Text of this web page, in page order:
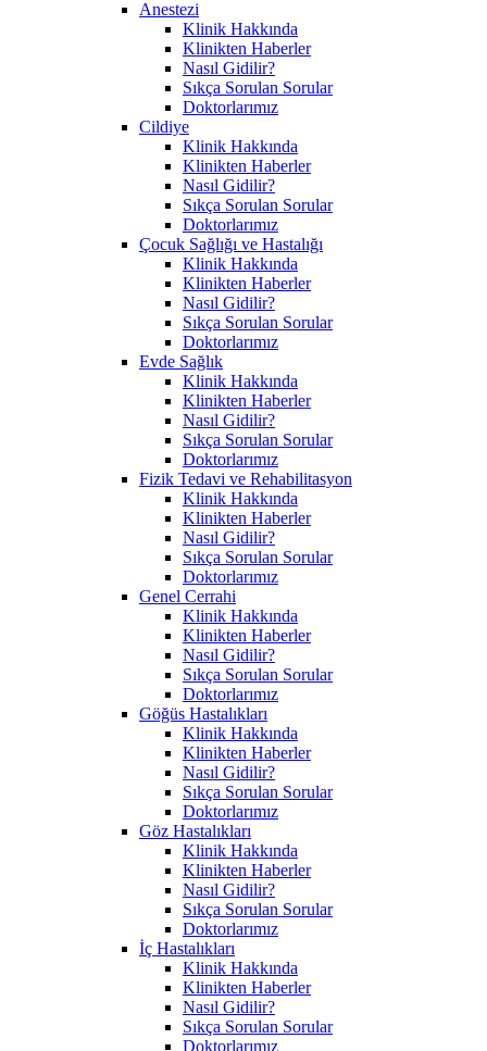
Anestezi
Klinik Hakkında
Klinikten Haberler
Nasıl Gidilir?
Sıkça Sorulan Sorular
Doktorlarımız
Cildiye
Klinik Hakkında
Klinikten Haberler
Nasıl Gidilir?
Sıkça Sorulan Sorular
Doktorlarımız
Çocuk Sağlığı ve Hastalığı
Klinik Hakkında
Klinikten Haberler
Nasıl Gidilir?
Sıkça Sorulan Sorular
Doktorlarımız
Evde Sağlık
Klinik Hakkında
Klinikten Haberler
Nasıl Gidilir?
Sıkça Sorulan Sorular
Doktorlarımız
Fizik Tedavi ve Rehabilitasyon
Klinik Hakkında
Klinikten Haberler
Nasıl Gidilir?
Sıkça Sorulan Sorular
Doktorlarımız
Genel Cerrahi
Klinik Hakkında
Klinikten Haberler
Nasıl Gidilir?
Sıkça Sorulan Sorular
Doktorlarımız
Göğüs Hastalıkları
Klinik Hakkında
Klinikten Haberler
Nasıl Gidilir?
Sıkça Sorulan Sorular
Doktorlarımız
Göz Hastalıkları
Klinik Hakkında
Klinikten Haberler
Nasıl Gidilir?
Sıkça Sorulan Sorular
Doktorlarımız
İç Hastalıkları
Klinik Hakkında
Klinikten Haberler
Nasıl Gidilir?
Sıkça Sorulan Sorular
Doktorlarımız